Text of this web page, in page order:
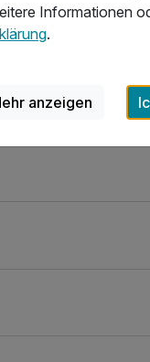
Informationen
.
anzeigen